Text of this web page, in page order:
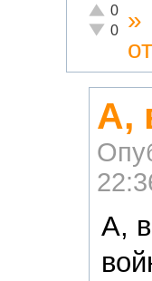
Отлично!
0
0
»
А,
А,